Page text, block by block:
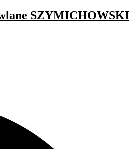
SZYMICHOWSKI